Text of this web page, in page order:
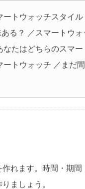
トウォッチスタイル
る？ ／スマートウ
たはどちらのスマ
トウォッチ ／まだ
れます。時間・期間
ましょう。